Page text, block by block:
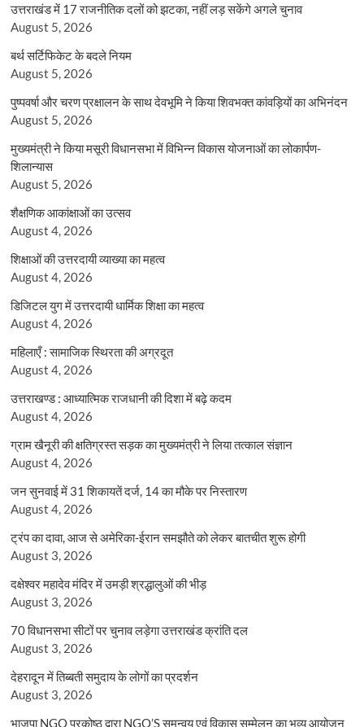
उत्तराखंड में 17 राजनीतिक दलों को झटका, नहीं लड़ सकेंगे अगले चुनाव
August 5, 2026
बर्थ सर्टिफिकेट के बदले नियम
August 5, 2026
पुष्पवर्षा और चरण प्रक्षालन के साथ देवभूमि ने किया शिवभक्त कांवड़ियों का अभिनंदन
August 5, 2026
मुख्यमंत्री ने किया मसूरी विधानसभा में विभिन्न विकास योजनाओं का लोकार्पण-
शिलान्यास
August 5, 2026
शैक्षणिक आकांक्षाओं का उत्सव
August 4, 2026
शिक्षाओं की उत्तरदायी व्याख्या का महत्व
August 4, 2026
डिजिटल युग में उत्तरदायी धार्मिक शिक्षा का महत्व
August 4, 2026
महिलाएँ : सामाजिक स्थिरता की अग्रदूत
August 4, 2026
उत्तराखण्ड : आध्यात्मिक राजधानी की दिशा में बढ़े कदम
August 4, 2026
ग्राम खैनूरी की क्षतिग्रस्त सड़क का मुख्यमंत्री ने लिया तत्काल संज्ञान
August 4, 2026
जन सुनवाई में 31 शिकायतें दर्ज, 14 का मौके पर निस्तारण
August 4, 2026
ट्रंप का दावा, आज से अमेरिका-ईरान समझौते को लेकर बातचीत शुरू होगी
August 3, 2026
दक्षेश्वर महादेव मंदिर में उमड़ी श्रद्धालुओं की भीड़
August 3, 2026
70 विधानसभा सीटों पर चुनाव लड़ेगा उत्तराखंड क्रांति दल
August 3, 2026
देहरादून में तिब्बती समुदाय के लोगों का प्रदर्शन
August 3, 2026
भाजपा NGO प्रकोष्ठ द्वारा NGO’S समन्वय एवं विकास सम्मेलन का भव्य आयोजन